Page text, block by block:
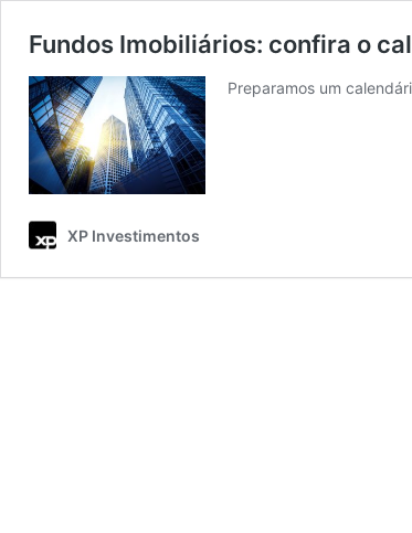
Fundos Imobiliários: confira o
Preparamos um
XP Investimentos